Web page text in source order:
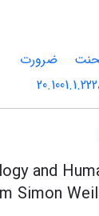
ضرورت
and
Simon Weil